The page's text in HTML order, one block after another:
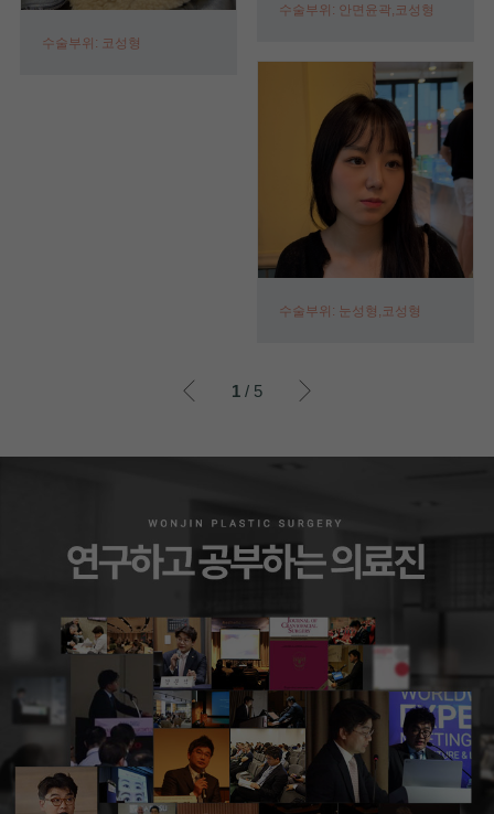
수술부위: 코성형
수술부위: 안면윤곽,코성형
수술부위: 눈성형,코성형
1 / 5